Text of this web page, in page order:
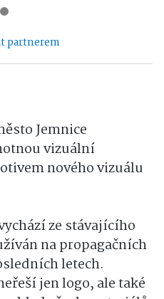
partnerem
Jemnice
vizuální
nového vizuálu
ze stávajícího
na propagačních
letech.
jen logo, ale také